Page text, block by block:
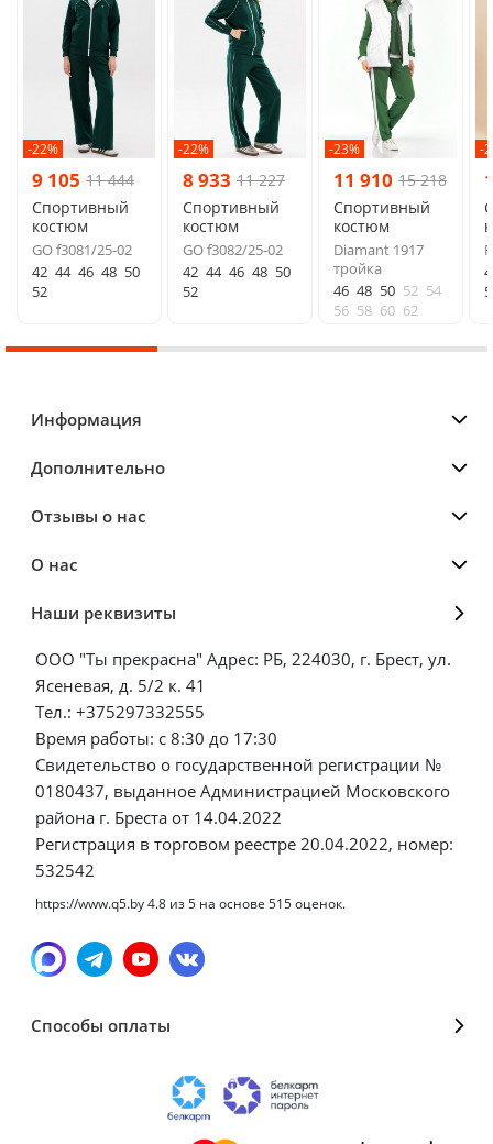
-22%
9 105 11 444
Спортивный
костюм
GO f3081/25-02
42 44 46 48 50
52
-22%
8 933 11 227
Спортивный
костюм
GO f3082/25-02
42 44 46 48 50
52
-23%
11 910 15 218
Спортивный
костюм
Diamant 1917
тройка
46 48 50 52 54
56 58 60 62
-
Информация
Дополнительно
Отзывы о нас
О нас
Наши реквизиты
ООО "Ты прекрасна" Адрес: РБ, 224030, г. Брест, ул.
Ясеневая, д. 5/2 к. 41
Тел.: +375297332555
Время работы: с 8:30 до 17:30
Свидетельство о государственной регистрации №
0180437, выданное Администрацией Московского
района г. Бреста от 14.04.2022
Регистрация в торговом реестре 20.04.2022, номер:
532542
https://www.q5.by4.8 из5 на основе 515оценок.
Способы оплаты